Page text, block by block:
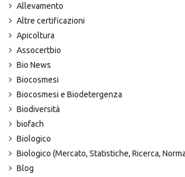
Allevamento
Altre certificazioni
Apicoltura
Assocertbio
Bio News
Biocosmesi
Biocosmesi e Biodetergenza
Biodiversità
biofach
Biologico
Biologico (Mercato, Statistiche, Ricerca,
Blog